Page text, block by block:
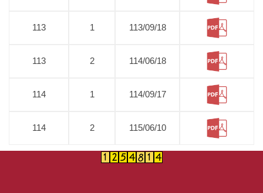
113 1 113/09/18
113 2 114/06/18
114 1 114/09/17
114 2 115/06/10